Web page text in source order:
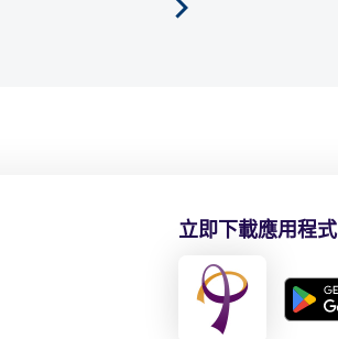
立即下載應用程式